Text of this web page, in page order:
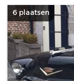
6 plaatsen